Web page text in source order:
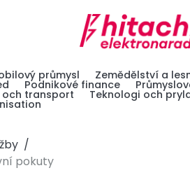
průmysl Zemědělství a
Podnikové finance
och transport Teknologi och
pokuty